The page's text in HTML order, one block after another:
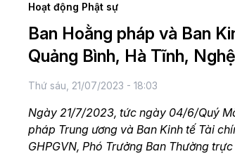
Hoạt động Phật sự
Ban Hoằng pháp và Ban
Quảng Bình, Hà Tĩnh,
Thứ sáu, 21/07/2023 - 18:03
Ngày 21/7/2023, tức ngày 04/6/Quý
pháp Trung ương và Ban Kinh tế Tài
GHPGVN, Phó Trưởng Ban Thường